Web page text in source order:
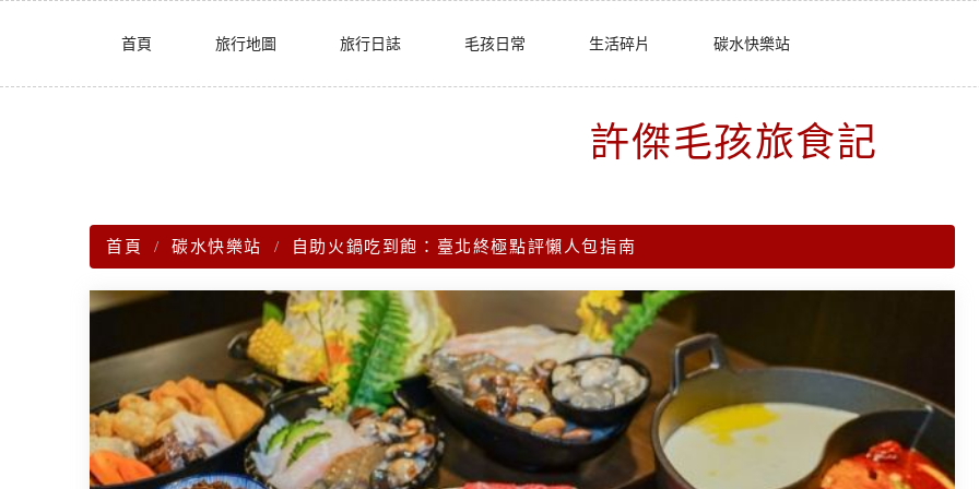
首頁 旅行地圖 旅行日誌 毛孩日常 生活碎片 碳水快樂站
許傑毛孩旅食記
首頁 碳水快樂站 自助火鍋吃到飽：臺北終極點評懶人包指南